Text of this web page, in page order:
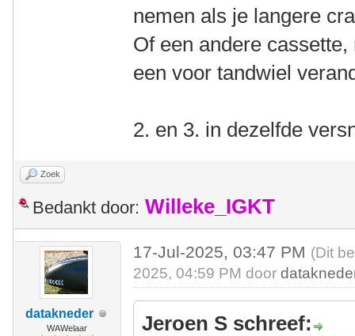
nemen als je langere
Of een andere
een voor tandwiel
2. en 3. in dezelfde
Zoek
Bedankt door: Willeke_IGKT
datakneder
WAWelaar
17-Jul-2025, 03:47 PM (Dit
2025, 04:59 PM door
Jeroen S schreef: